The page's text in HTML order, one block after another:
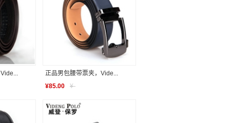
正品男包腰带票夹，Vide...
¥85.00 ¥-